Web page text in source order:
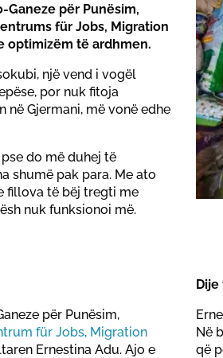
Ganeze për Punësim,
für Jobs, Migration
optimizëm të ardhmen.
një vend i vogël
por nuk fitoja
Gjermani, më vonë edhe
do më duhej të
shumë pak para. Me ato
fillova të bëj tregti me
nuk funksionoi më.
për Punësim,
für Jobs, Migration
Ernestina Adu. Ajo e
Në
që